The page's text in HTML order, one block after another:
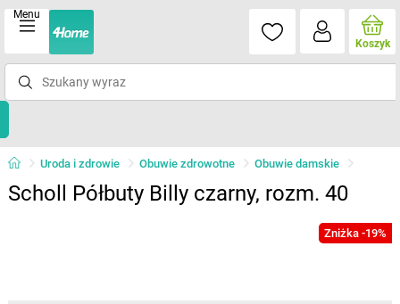
Menu
Koszyk
Uroda i zdrowie Obuwie zdrowotne Obuwie damskie
Scholl Półbuty Billy czarny, rozm. 40
Zniżka -19%